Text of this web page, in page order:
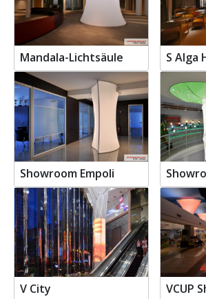
Mandala-Lichtsäule S Alga
Showroom Empoli
V City VCUP